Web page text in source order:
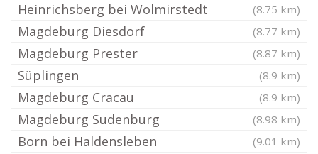
Heinrichsberg bei Wolmirstedt (8.75 km)
Magdeburg Diesdorf (8.77 km)
Magdeburg Prester (8.87 km)
Süplingen (8.9 km)
Magdeburg Cracau (8.9 km)
Magdeburg Sudenburg (8.98 km)
Born bei Haldensleben (9.01 km)